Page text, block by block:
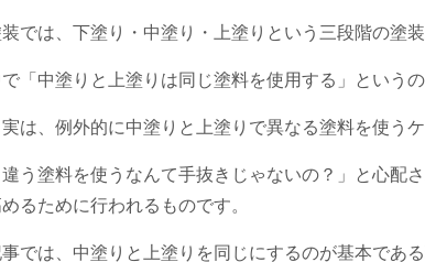
では、下塗り・中塗り・上塗りという三段階の塗装
「中塗りと上塗りは同じ塗料を使用する」という
実は、例外的に中塗りと上塗りで異なる塗料を使う
違う塗料を使うなんて手抜きじゃないの？」と心
るために行われるものです。
事では、中塗りと上塗りを同じにするのが基本であ